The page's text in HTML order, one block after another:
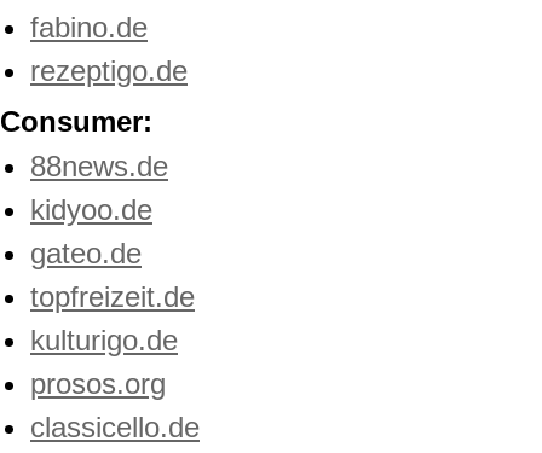
fabino.de
rezeptigo.de
Consumer:
88news.de
kidyoo.de
gateo.de
topfreizeit.de
kulturigo.de
prosos.org
classicello.de